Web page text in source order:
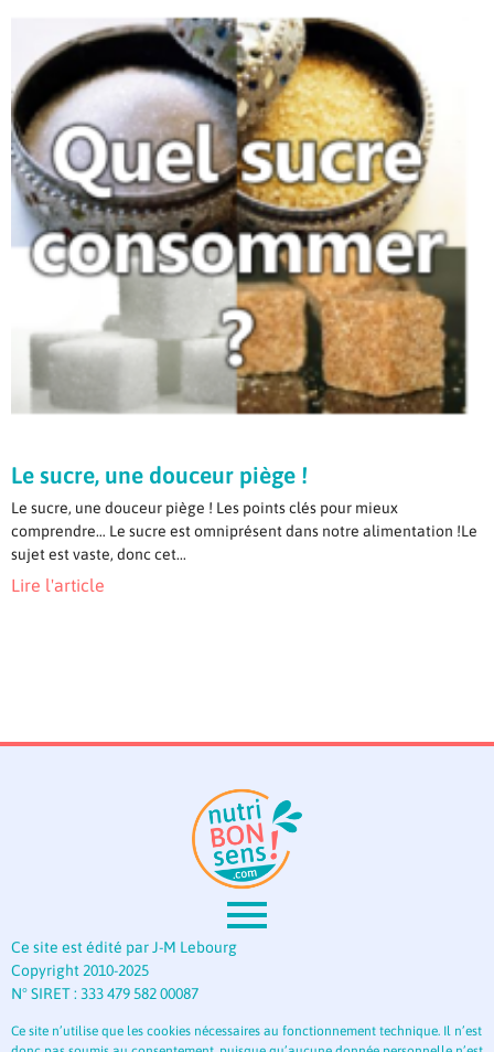
Le sucre, une douceur piège !
Le sucre, une douceur piège ! Les points clés pour mieux
comprendre… Le sucre est omniprésent dans notre alimentation !Le
sujet est vaste, donc cet...
Lire l'article
Ce site est édité par J-M Lebourg
Copyright 2010-2025
N° SIRET : 333 479 582 00087
Ce site n’utilise que les cookies nécessaires au fonctionnement technique. Il n’est